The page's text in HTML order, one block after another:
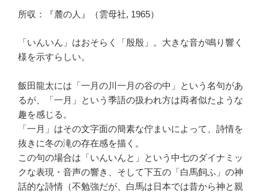
所収：『麓の人』（雲母社, 1965）
「いんいん」はおそらく「殷殷」。大きな音が鳴り響く
様を示すらしい。
飯田龍太には「一月の川一月の谷の中」という名句があ
るが、「一月」という季語の扱われ方は両者似たような
趣を感じる。
「一月」はその文字面の簡素な佇まいによって、詩情を
抜きに冬の滝の存在感を描く。
この句の場合は「いんいんと」という中七のダイナミッ
クな表現・音声の響き、そして下五の「白馬飼ふ」の神
話的な詩情（不勉強だが、白馬は日本では昔から神と親